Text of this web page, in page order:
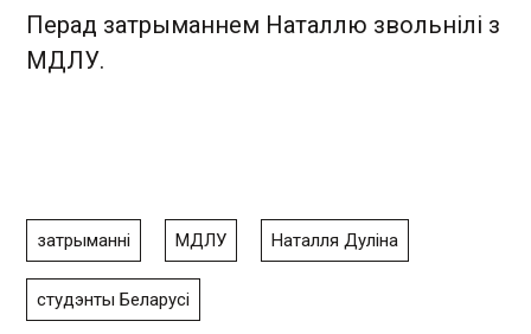
Перад затрыманнем Наталлю звольнілі з
МДЛУ.
затрыманні МДЛУ Наталля Дуліна
студэнты Беларусі